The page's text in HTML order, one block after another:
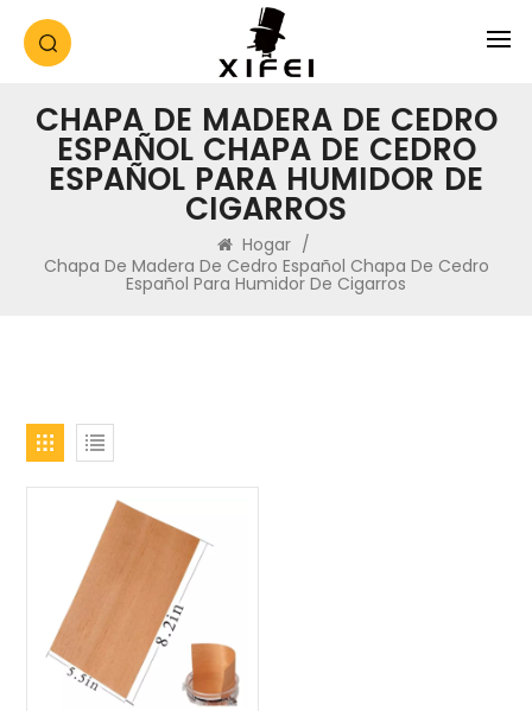
CHAPA DE MADERA DE CEDRO
ESPAÑOL CHAPA DE CEDRO
ESPAÑOL PARA HUMIDOR DE
CIGARROS
Hogar /
Chapa De Madera De Cedro Español Chapa De Cedro
Español Para Humidor De Cigarros